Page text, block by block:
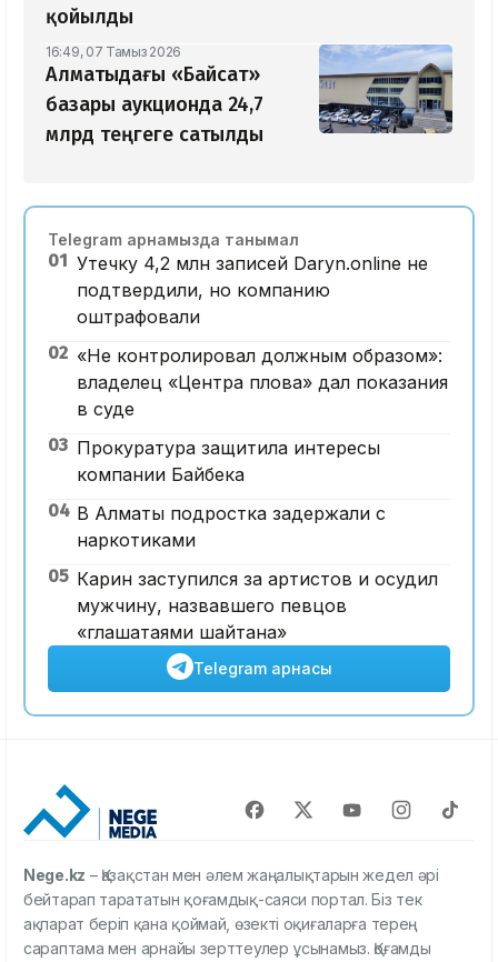
қойылды
16:49, 07 Тамыз 2026
Алматыдағы «Байсат»
базары аукционда 24,7
млрд теңгеге сатылды
Telegram арнамызда танымал
01 Утечку 4,2 млн записей Daryn.online не
подтвердили, но компанию
оштрафовали
02 «Не контролировал должным образом»:
владелец «Центра плова» дал показания
в суде
03 Прокуратура защитила интересы
компании Байбека
04 В Алматы подростка задержали с
наркотиками
05 Карин заступился за артистов и осудил
мужчину, назвавшего певцов
«глашатаями шайтана»
Telegram арнасы
Nege.kz – Қазақстан мен әлем жаңалықтарын жедел әрі
бейтарап тарататын қоғамдық-саяси портал. Біз тек
ақпарат беріп қана қоймай, өзекті оқиғаларға терең
сараптама мен арнайы зерттеулер ұсынамыз. Қоғамды